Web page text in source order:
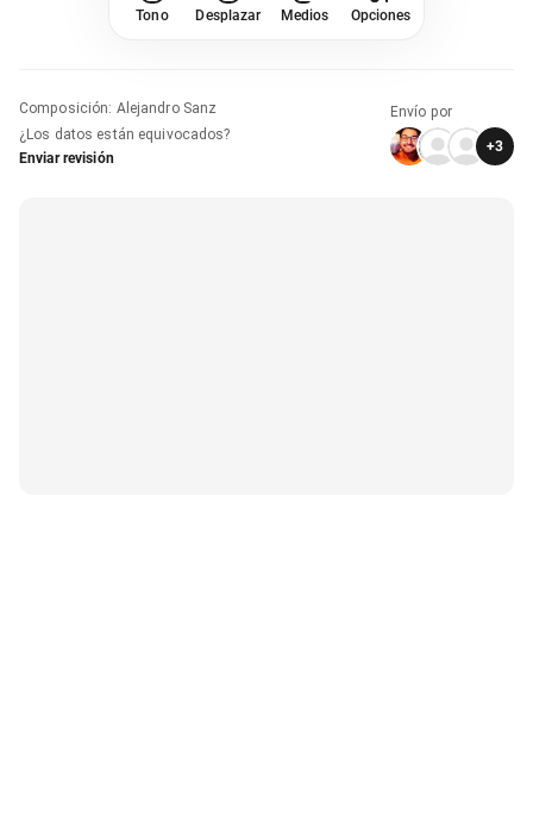
Tono Desplazar Medios Opciones
Composición: Alejandro Sanz
¿Los datos están equivocados?
Enviar revisión
Envío por
+3